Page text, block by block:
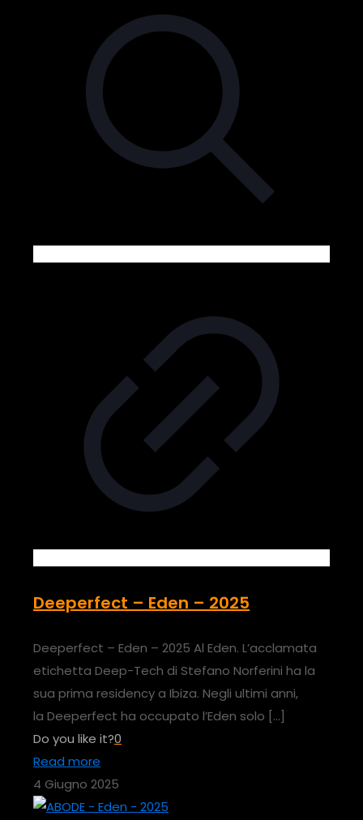
Deeperfect – Eden – 2025
Deeperfect – Eden – 2025 Al Eden. L’acclamata
etichetta Deep-Tech di Stefano Norferini ha la
sua prima residency a Ibiza. Negli ultimi anni,
la Deeperfect ha occupato l’Eden solo […]
Do you like it?0
Read more
4 Giugno 2025